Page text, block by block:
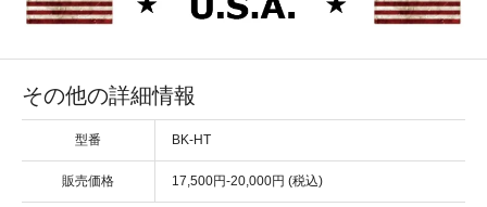
その他の詳細情報
型番 BK-HT
販売価格 17,500円-20,000円 (税込)